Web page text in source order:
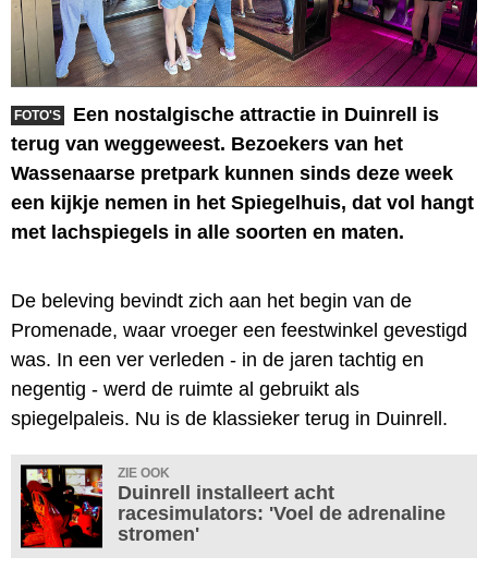
FOTO'S
Een nostalgische attractie in Duinrell is
terug van weggeweest. Bezoekers van het
Wassenaarse pretpark kunnen sinds deze week
een kijkje nemen in het Spiegelhuis, dat vol hangt
met lachspiegels in alle soorten en maten.
De beleving bevindt zich aan het begin van de
Promenade, waar vroeger een feestwinkel gevestigd
was. In een ver verleden - in de jaren tachtig en
negentig - werd de ruimte al gebruikt als
spiegelpaleis. Nu is de klassieker terug in Duinrell.
ZIE OOK
Duinrell installeert acht
racesimulators: 'Voel de adrenaline
stromen'